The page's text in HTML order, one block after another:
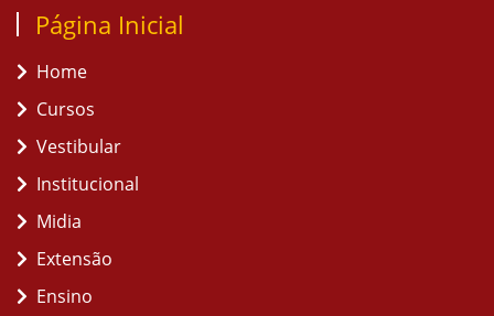
Página Inicial
Home
Cursos
Vestibular
Institucional
Midia
Extensão
Ensino